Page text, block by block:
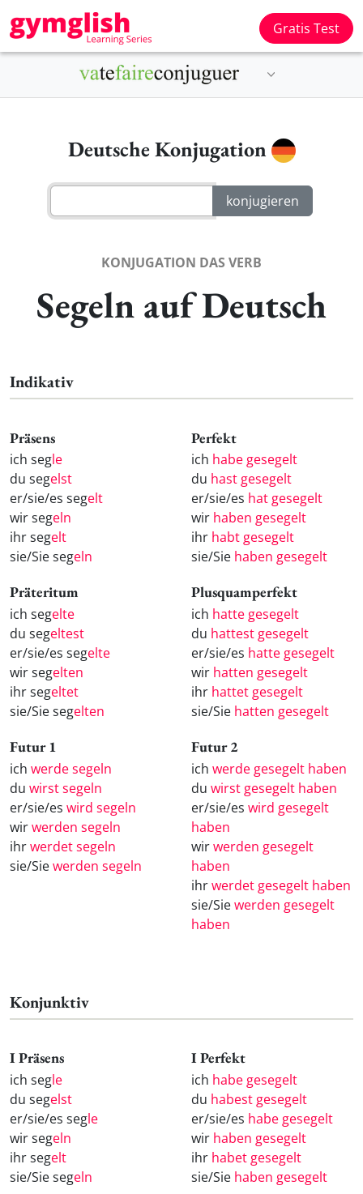
Gratis Test
Deutsche Konjugation
KONJUGATION DAS VERB
Segeln auf Deutsch
Indikativ
Präsens
ich segle
du segelst
er/sie/es segelt
wir segeln
ihr segelt
sie/Sie segeln
Perfekt
ich habe gesegelt
du hast gesegelt
er/sie/es hat gesegelt
wir haben gesegelt
ihr habt gesegelt
sie/Sie haben gesegelt
Präteritum
ich segelte
du segeltest
er/sie/es segelte
wir segelten
ihr segeltet
sie/Sie segelten
Plusquamperfekt
ich hatte gesegelt
du hattest gesegelt
er/sie/es hatte gesegelt
wir hatten gesegelt
ihr hattet gesegelt
sie/Sie hatten gesegelt
Futur 1
ich werde segeln
du wirst segeln
er/sie/es wird segeln
wirwerden segeln
ihrwerdet segeln
sie/Siewerden segeln
Futur 2
ich werde gesegelt haben
du wirst gesegelt haben
er/sie/es wird gesegelt
haben
wirwerden gesegelt
haben
ihrwerdet gesegelt haben
sie/Siewerden gesegelt
haben
Konjunktiv
I Präsens
ich segle
du segelst
er/sie/es segle
wir segeln
ihr segelt
sie/Sie segeln
I Perfekt
ich habe gesegelt
du habest gesegelt
er/sie/es habe gesegelt
wir haben gesegelt
ihr habet gesegelt
sie/Sie haben gesegelt